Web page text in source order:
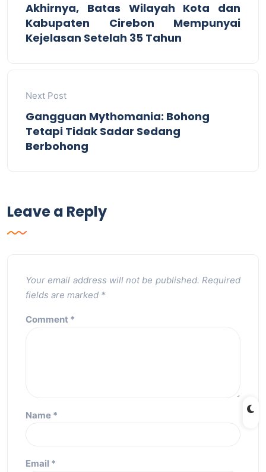
Akhirnya, Batas Wilayah Kota dan
Kabupaten Cirebon Mempunyai
Kejelasan Setelah 35 Tahun
Next Post
Gangguan Mythomania: Bohong
Tetapi Tidak Sadar Sedang
Berbohong
Leave a Reply
Your email address will not be published. Required
fields are marked *
Comment *
Name *
Email *